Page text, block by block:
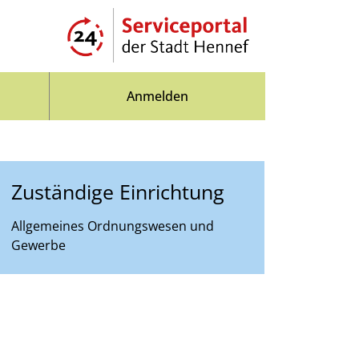
Anmelden
Zuständige Einrichtung
Allgemeines Ordnungswesen und
Gewerbe